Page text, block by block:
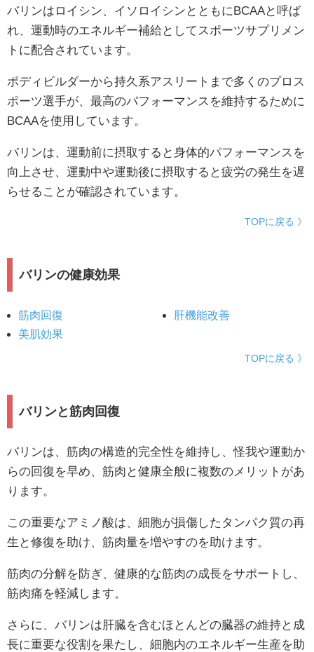
バリンはロイシン、イソロイシンとともにBCAAと呼ば
れ、運動時のエネルギー補給としてスポーツサプリメン
トに配合されています。
ボディビルダーから持久系アスリートまで多くのプロス
ポーツ選手が、最高のパフォーマンスを維持するために
BCAAを使用しています。
バリンは、運動前に摂取すると身体的パフォーマンスを
向上させ、運動中や運動後に摂取すると疲労の発生を遅
らせることが確認されています。
TOPに戻る 》
バリンの健康効果
筋肉回復
肝機能改善
美肌効果
TOPに戻る 》
バリンと筋肉回復
バリンは、筋肉の構造的完全性を維持し、怪我や運動か
らの回復を早め、筋肉と健康全般に複数のメリットがあ
ります。
この重要なアミノ酸は、細胞が損傷したタンパク質の再
生と修復を助け、筋肉量を増やすのを助けます。
筋肉の分解を防ぎ、健康的な筋肉の成長をサポートし、
筋肉痛を軽減します。
さらに、バリンは肝臓を含むほとんどの臓器の維持と成
長に重要な役割を果たし、細胞内のエネルギー生産を助